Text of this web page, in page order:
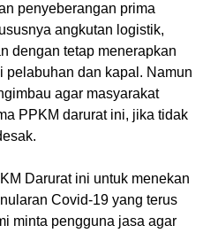
penyeberangan prima
angkutan logistik,
dengan tetap menerapkan
pelabuhan dan kapal. Namun
agar masyarakat
PPKM darurat ini, jika tidak
Darurat ini untuk menekan
Covid-19 yang terus
minta pengguna jasa agar